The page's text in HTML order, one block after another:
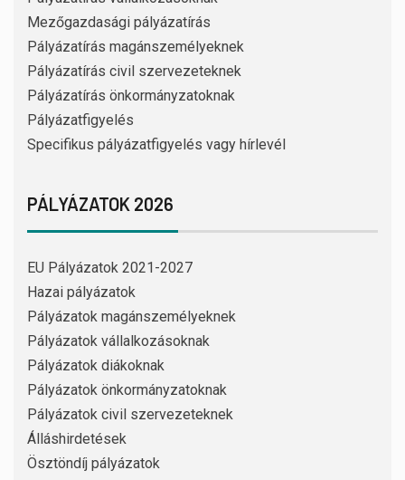
Mezőgazdasági pályázatírás
Pályázatírás magánszemélyeknek
Pályázatírás civil szervezeteknek
Pályázatírás önkormányzatoknak
Pályázatfigyelés
Specifikus pályázatfigyelés vagy hírlevél
PÁLYÁZATOK 2026
EU Pályázatok 2021-2027
Hazai pályázatok
Pályázatok magánszemélyeknek
Pályázatok vállalkozásoknak
Pályázatok diákoknak
Pályázatok önkormányzatoknak
Pályázatok civil szervezeteknek
Álláshirdetések
Ösztöndíj pályázatok